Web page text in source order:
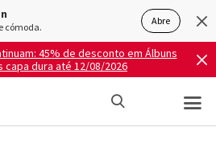
cómoda. Abre
45% de desconto em Álbuns
dura até 12/08/2026